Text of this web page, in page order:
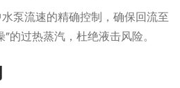
泵流速的精确控制，确保回流至
的过热蒸汽，杜绝液击风险。